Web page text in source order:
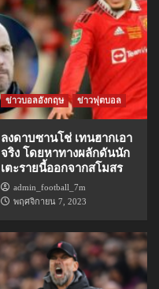
ข่าวบอลอังกฤษ ข่าวฟุตบอล
ลงดาบซานโช่ เทนฮากเอา
จริง โดยหาทางผลักดันนัก
เตะรายนี้ออกจากสโมสร
admin_football_7m
พฤศจิกายน 7, 2023